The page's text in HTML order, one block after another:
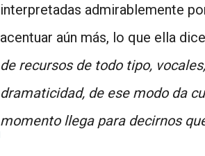
interpretadas admirablemente
acentuar aún más, lo que ella
de recursos de todo tipo,
dramaticidad, de ese modo da
momento llega para decirnos